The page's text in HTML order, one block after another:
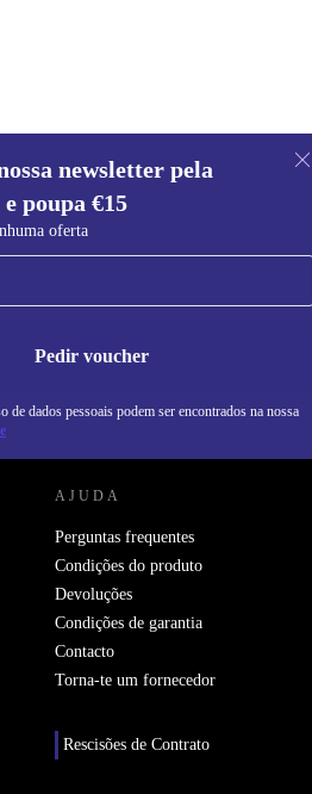
newsletter pela
poupa €15
oferta
Pedir voucher
de dados pessoais podem ser encontrados na nossa
pela
Informações sobre o uso de
NEW.
AJUDA
Perguntas frequentes
Condições do produto
Devoluções
Condições de garantia
Contacto
Torna-te um fornecedor
Rescisões de Contrato